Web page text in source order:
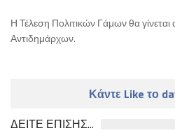
Η Τέλεση Πολιτικών Γάμων θα
Αντιδημάρχων.
Κάντε Like το
ΔΕΙΤΕ ΕΠΙΣΗΣ...